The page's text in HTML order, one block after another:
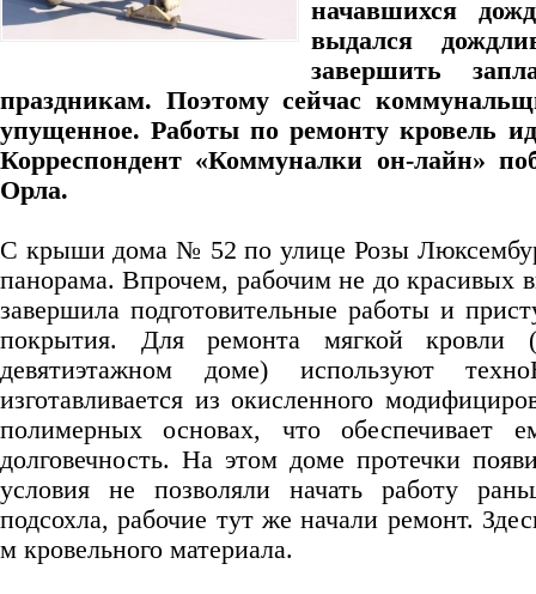
начавшихся
выдался
завершить
праздникам. Поэтому сейчас
упущенное. Работы по ремонту кровель
Корреспондент «Коммуналки он-лайн»
Орла.
С крыши дома № 52 по улице Розы
панорама. Впрочем, рабочим не до красивых
завершила подготовительные работы и
покрытия. Для ремонта мягкой
девятиэтажном доме) используют
изготавливается из окисленного
полимерных основах, что обеспечивает
долговечность. На этом доме протечки
условия не позволяли начать работу
подсохла, рабочие тут же начали ремонт.
м кровельного материала.